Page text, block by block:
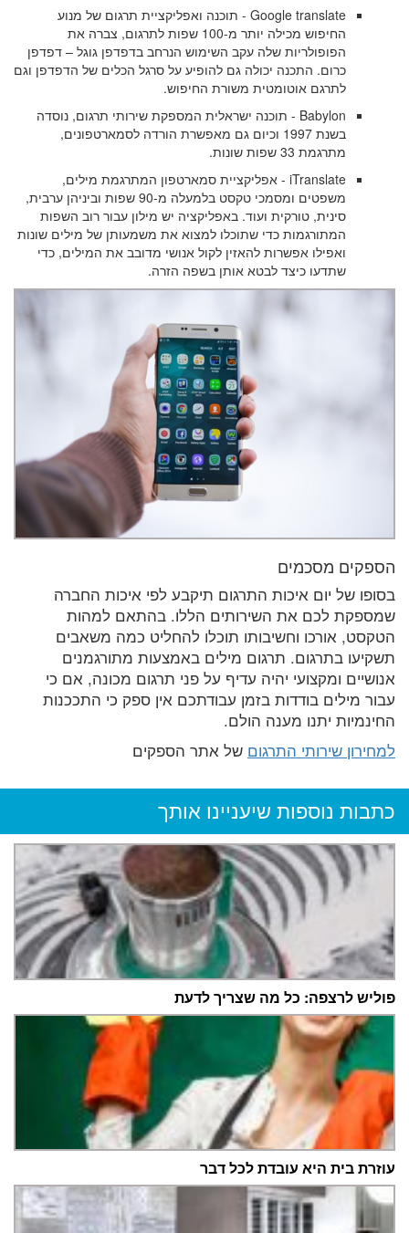
Google translate - תוכנה ואפליקציית תרגום של מנוע
החיפוש מכילה יותר מ-100 שפות לתרגום, צברה את
הפופולריות שלה עקב השימוש הנרחב בדפדפן גוגל – דפדפן
כרום. התכנה יכולה גם להופיע על סרגל הכלים של הדפדפן וגם
לתרגם אוטומטית משורת החיפוש.
Babylon - תוכנה ישראלית המספקת שירותי תרגום, נוסדה
בשנת 1997 וכיום גם מאפשרת הורדה לסמארטפונים,
מתרגמת 33 שפות שונות.
iTranslate - אפליקציית סמארטפון המתרגמת מילים,
משפטים ומסמכי טקסט בלמעלה מ-90 שפות וביניהן ערבית,
סינית, טורקית ועוד. באפליקציה יש מילון עבור רוב השפות
המתורגמות כדי שתוכלו למצוא את משמעותן של מילים שונות
ואפילו אפשרות להאזין לקול אנושי מדובב את המילים, כדי
שתדעו כיצד לבטא אותן בשפה הזרה.
הספקים מסכמים
בסופו של יום איכות התרגום תיקבע לפי איכות החברה
שמספקת לכם את השירותים הללו. בהתאם למהות
הטקסט, אורכו וחשיבותו תוכלו להחליט כמה משאבים
תשקיעו בתרגום. תרגום מילים באמצעות מתורגמנים
אנושיים ומקצועי יהיה עדיף על פני תרגום מכונה, אם כי
עבור מילים בודדות בזמן עבודתכם אין ספק כי התככנות
החינמיות יתנו מענה הולם.
למחירון שירותי התרגום של אתר הספקים
כתבות נוספות שיעניינו אותך
פוליש לרצפה: כל מה שצריך לדעת
עוזרת בית היא עובדת לכל דבר